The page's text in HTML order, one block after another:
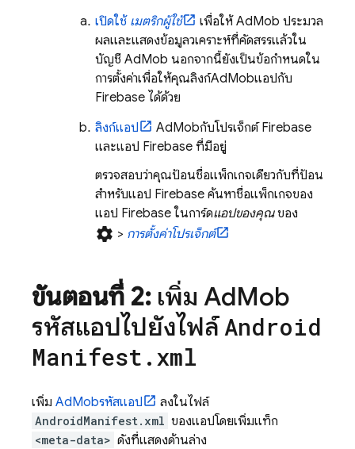
เปิดใช้ เมตริกผู้ใช้ เพื่อให้ AdMob ประมวล
ผลและแสดงข้อมูลวิเคราะห์ที่คัดสรรแล้วใน
บัญชี AdMob นอกจากนี้ยังเป็นข้อกำหนดใน
การตั้งค่าเพื่อให้คุณลิงก์AdMobแอปกับ
Firebase ได้ด้วย
ลิงก์แอป
AdMobกับโปรเจ็กต์ Firebase
และแอป Firebase ที่มีอยู่
ตรวจสอบว่าคุณป้อนชื่อแพ็กเกจเดียวกับที่ป้อน
สำหรับแอป Firebase ค้นหาชื่อแพ็กเกจของ
แอป Firebase ในการ์ดแอปของคุณของ
settings > การตั้งค่าโปรเจ็กต์
ขั้นตอนที่ 2: เพิ่มAdMob
รหัสแอปไปยังไฟล์Android
Manifest .xml
เพิ่ม AdMobรหัสแอป ลงในไฟล์
AndroidManifest.xml ของแอปโดยเพิ่มแท็ก
<meta-data> ดังที่แสดงด้านล่าง